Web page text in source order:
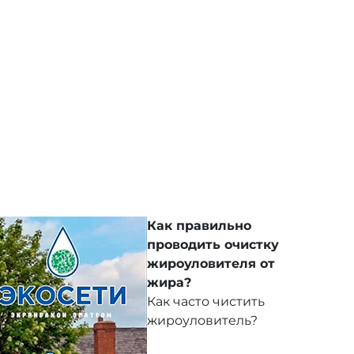
Как правильно
проводить очистку
жироуловителя от
жира?
Как часто чистить
жироуловитель?